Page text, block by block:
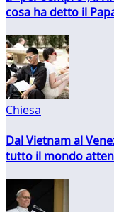
cosa ha detto il
Chiesa
Dal Vietnam al
tutto il mondo